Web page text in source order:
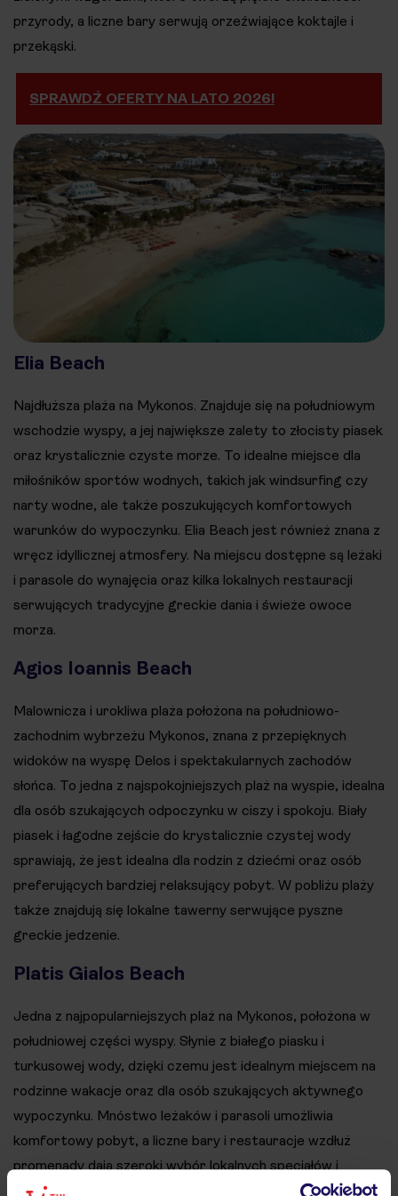
przyrody, a liczne bary serwują orzeźwiające koktajle i
przekąski.
SPRAWDŹ OFERTY NA LATO 2026!
Elia Beach
Najdłuższa plaża na Mykonos. Znajduje się na południowym
wschodzie wyspy, a jej największe zalety to złocisty piasek
oraz krystalicznie czyste morze. To idealne miejsce dla
miłośników sportów wodnych, takich jak windsurfing czy
narty wodne, ale także poszukujących komfortowych
warunków do wypoczynku. Elia Beach jest również znana z
wręcz idyllicznej atmosfery. Na miejscu dostępne są leżaki
i parasole do wynajęcia oraz kilka lokalnych restauracji
serwujących tradycyjne greckie dania i świeże owoce
morza.
Agios Ioannis Beach
Malownicza i urokliwa plaża położona na południowo-
zachodnim wybrzeżu Mykonos, znana z przepięknych
widoków na wyspę Delos i spektakularnych zachodów
słońca. To jedna z najspokojniejszych plaż na wyspie, idealna
dla osób szukających odpoczynku w ciszy i spokoju. Biały
piasek i łagodne zejście do krystalicznie czystej wody
sprawiają, że jest idealna dla rodzin z dziećmi oraz osób
preferujących bardziej relaksujący pobyt. W pobliżu plaży
także znajdują się lokalne tawerny serwujące pyszne
greckie jedzenie.
Platis Gialos Beach
Jedna z najpopularniejszych plaż na Mykonos, położona w
południowej części wyspy. Słynie z białego piasku i
turkusowej wody, dzięki czemu jest idealnym miejscem na
rodzinne wakacje oraz dla osób szukających aktywnego
wypoczynku. Mnóstwo leżaków i parasoli umożliwia
komfortowy pobyt, a liczne bary i restauracje wzdłuż
promenady dają szeroki wybór lokalnych specjałów i
międzynarodowych dań. Z Platis Gialos można również